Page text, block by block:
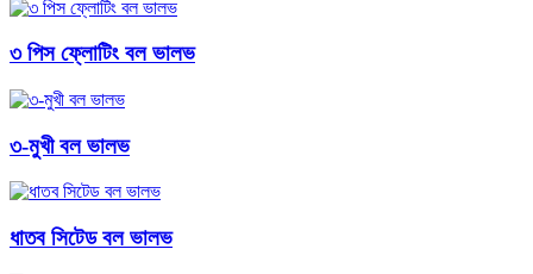
৩ পিস ফ্লোটিং বল ভালভ
৩-মুখী বল ভালভ
ধাতব সিটেড বল ভালভ